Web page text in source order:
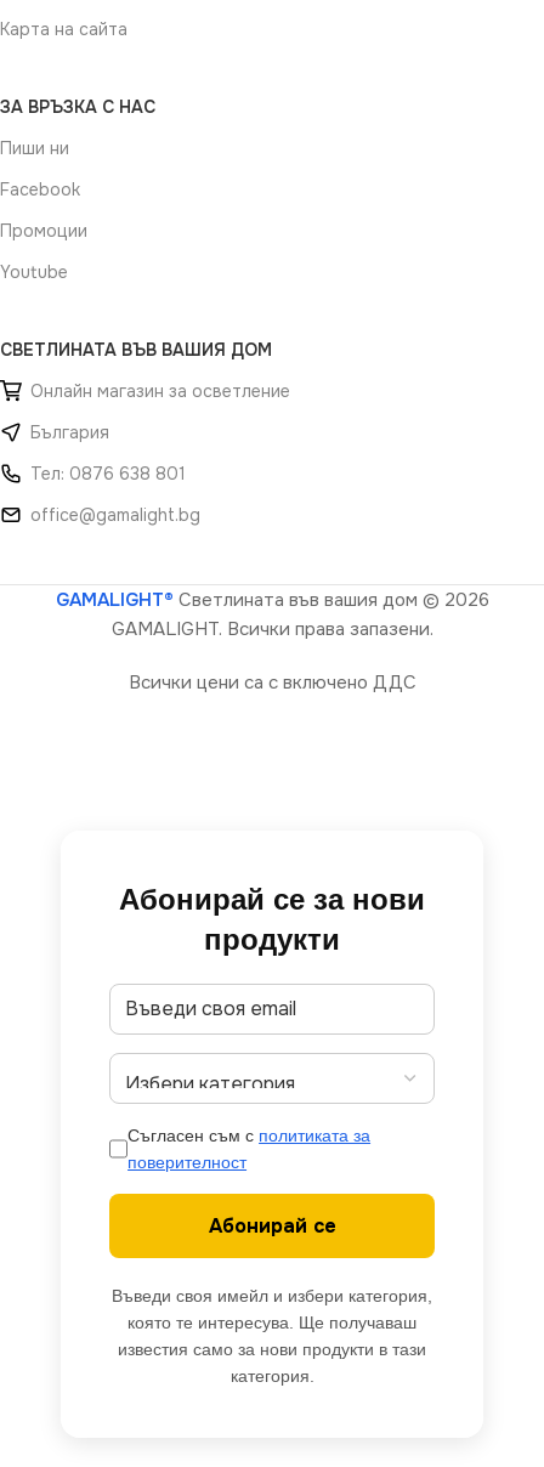
Карта на сайта
ЗА ВРЪЗКА С НАС
Пиши ни
Facebook
Промоции
Youtube
СВЕТЛИНАТА ВЪВ ВАШИЯ ДОМ
Онлайн магазин за осветление
България
Тел: 0876 638 801
office@gamalight.bg
GAMALIGHT® Светлината във вашия дом © 2026
GAMALIGHT. Всички права запазени.
Всички цени са с включено ДДС
Абонирай се за нови
продукти
Съгласен съм с политиката за
поверителност
Абонирай се
Въведи своя имейл и избери категория,
която те интересува. Ще получаваш
известия само за нови продукти в тази
категория.